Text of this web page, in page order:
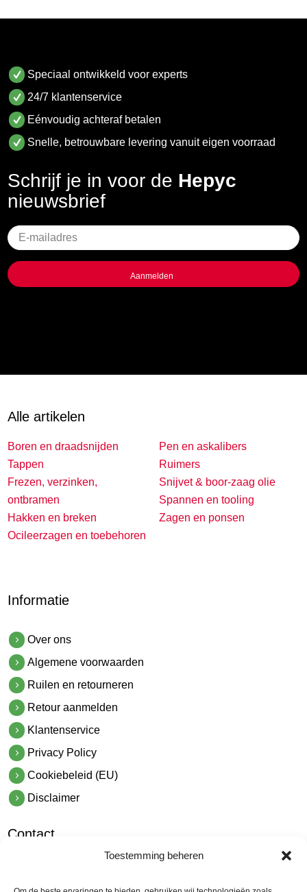
Toestemming beheren
Speciaal ontwikkeld voor experts
24/7 klantenservice
Eénvoudig achteraf betalen
Snelle, betrouwbare levering vanuit eigen voorraad
Schrijf je in voor de Hepyc
nieuwsbrief
Geen
titel
Alle artikelen
Boren en draadsnijden
Tappen
Frezen, verzinken,
ontbramen
Hakken en breken
Ocileerzagen en toebehoren
Pen en askalibers
Ruimers
Snijvet & boor-zaag olie
Spannen en tooling
Zagen en ponsen
Informatie
Over ons
Algemene voorwaarden
Ruilen en retourneren
Retour aanmelden
Klantenservice
Privacy Policy
Cookiebeleid (EU)
Disclaimer
Contact